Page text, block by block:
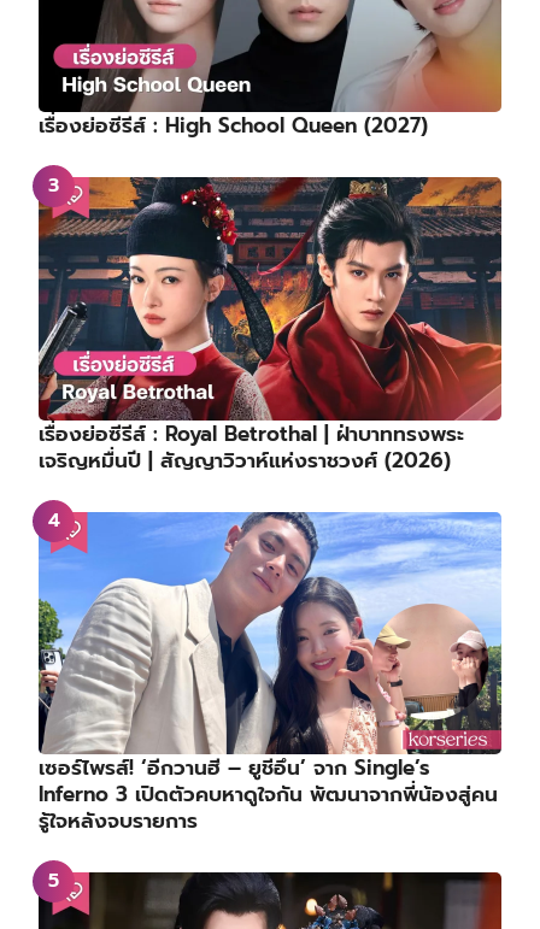
เรื่องย่อซีรีส์ : High School Queen (2027)
เรื่องย่อซีรีส์ : Royal Betrothal | ฝ่าบาททรงพระ
เจริญหมื่นปี | สัญญาวิวาห์แห่งราชวงศ์ (2026)
เซอร์ไพรส์! ‘อีกวานฮี – ยูชีอึน’ จาก Single’s
Inferno 3 เปิดตัวคบหาดูใจกัน พัฒนาจากพี่น้องสู่คน
รู้ใจหลังจบรายการ